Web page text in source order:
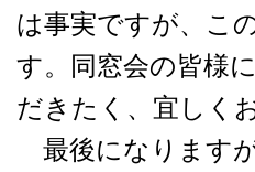
は事実ですが、こ
す。同窓会の皆様
だきたく、宜しく
最後になります